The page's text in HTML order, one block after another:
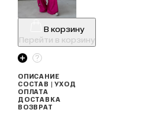
В корзину
Перейти в корзину
ОПИСАНИЕ
СОСТАВ | УХОД
ОПЛАТА
ДОСТАВКА
ВОЗВРАТ